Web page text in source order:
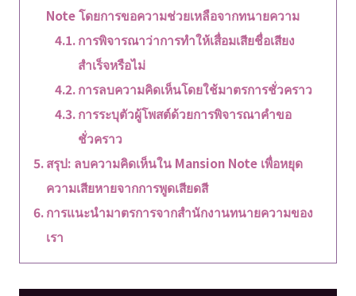
Note โดยการขอความช่วยเหลือจากทนายความ
การพิจารณาว่าการทำให้เสื่อมเสียชื่อเสียง
สำเร็จหรือไม่
การลบความคิดเห็นโดยใช้มาตรการชั่วคราว
การระบุตัวผู้โพสต์ด้วยการพิจารณาคำขอ
ชั่วคราว
สรุป: ลบความคิดเห็นใน Mansion Note เพื่อหยุด
ความเสียหายจากการพูดเสียดสี
การแนะนำมาตรการจากสำนักงานทนายความของ
เรา